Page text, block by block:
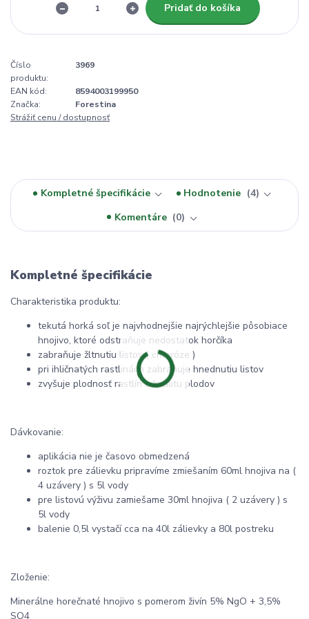
Pridať do košíka
Číslo
produktu:
3969
EAN kód:
8594003199950
Značka:
Forestina
Strážiť cenu / dostupnosť
Kompletné špecifikácie Hodnotenie
4
Komentáre
0
Kompletné špecifikácie
Charakteristika produktu:
tekutá horká soľ je najvhodnejšie najrýchlejšie pôsobiace
hnojivo, ktoré odstraňuje nedostatok horčíka
zabraňuje žltnutiu listov ( chloróze )
pri ihličnatých rastlinách zabraňuje hnednutiu listov
zvyšuje plodnosť rastlín a kvalitu plodov
Dávkovanie:
aplikácia nie je časovo obmedzená
roztok pre zálievku pripravíme zmiešaním 60ml hnojiva na (
4 uzávery ) s 5l vody
pre listovú výživu zamiešame 30ml hnojiva ( 2 uzávery ) s
5l vody
balenie 0,5l vystačí cca na 40l zálievky a 80l postreku
Zloženie:
Minerálne horečnaté hnojivo s pomerom živín 5% NgO + 3,5%
SO4